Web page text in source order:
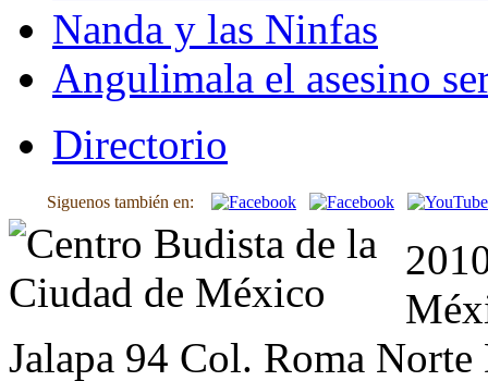
Nanda y las Ninfas
Angulimala el asesino
Directorio
Siguenos también en:
Jalapa 94 Col. Roma